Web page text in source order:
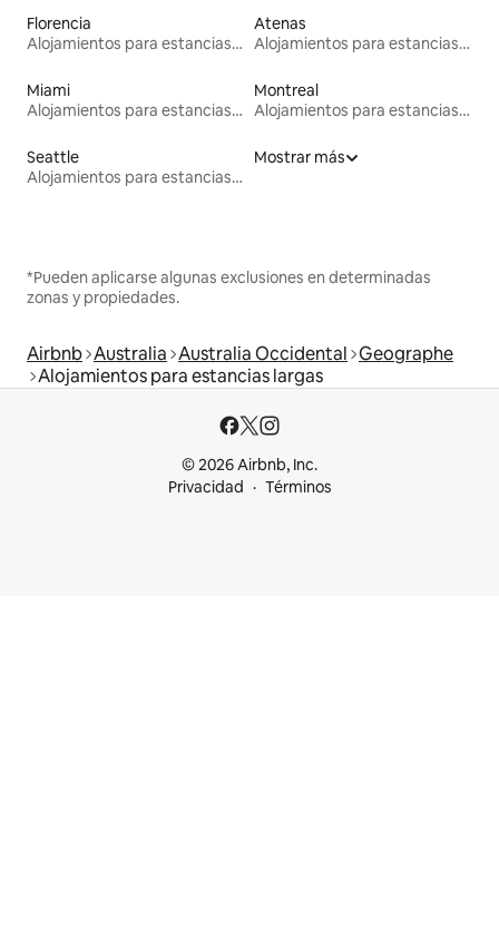
Florencia
Alojamientos para estancias largas
Atenas
Alojamientos para estancias largas
Miami
Alojamientos para estancias largas
Montreal
Alojamientos para estancias largas
Seattle
Alojamientos para estancias largas
Mostrar más
*Pueden aplicarse algunas exclusiones en determinadas
zonas y propiedades.
Airbnb Australia Australia Occidental Geographe
Alojamientos para estancias largas
© 2026 Airbnb, Inc.
Privacidad
Términos